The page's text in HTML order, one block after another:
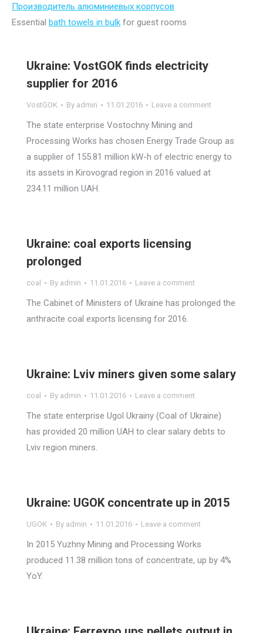
Производитель алюминиевых корпусов
Essential bath towels in bulk for guest rooms
Ukraine: VostGOK finds electricity
supplier for 2016
VostGOK By admin 11.01.2016 Leave a comment
The state enterprise Vostochny Mining and
Processing Works has chosen Energy Trade Group as
a supplier of 155.81 million kW-h of electric energy to
its assets in Kirovograd region in 2016 valued at
234.11 million UAH.
Ukraine: coal exports licensing
prolonged
coal By admin 11.01.2016 Leave a comment
The Cabinet of Ministers of Ukraine has prolonged the
anthracite coal exports licensing for 2016.
Ukraine: Lviv miners given some salary
coal By admin 11.01.2016 Leave a comment
The state enterprise Ugol Ukrainy (Coal of Ukraine)
has provided 20 million UAH to clear salary debts to
Lviv region miners.
Ukraine: UGOK concentrate up in 2015
UGOK By admin 11.01.2016 Leave a comment
In 2015 Yuzhny Mining and Processing Works
produced 11.38 million tons of concentrate, up by 4%
YoY.